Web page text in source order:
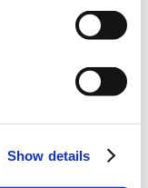
Show details